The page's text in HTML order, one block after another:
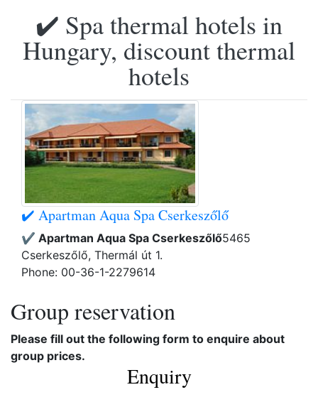
✔️ Spa thermal hotels in
Hungary, discount thermal
hotels
✔️ Apartman Aqua Spa Cserkeszőlő
✔️ Apartman Aqua Spa Cserkeszőlő5465
Cserkeszőlő, Thermál út 1.
Phone: 00-36-1-2279614
Group reservation
Please fill out the following form to enquire about
group prices.
Enquiry